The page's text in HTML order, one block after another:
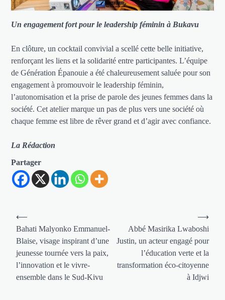
Un engagement fort pour le leadership féminin à Bukavu
En clôture, un cocktail convivial a scellé cette belle initiative,
renforçant les liens et la solidarité entre participantes. L’équipe
de Génération Épanouie a été chaleureusement saluée pour son
engagement à promouvoir le leadership féminin,
l’autonomisation et la prise de parole des jeunes femmes dans la
société. Cet atelier marque un pas de plus vers une société où
chaque femme est libre de rêver grand et d’agir avec confiance.
La Rédaction
Partager
Navigation
de
l’article
⟵
Bahati Malyonko Emmanuel-
Blaise, visage inspirant d’une
jeunesse tournée vers la paix,
l’innovation et le vivre-
ensemble dans le Sud-Kivu
Abbé Masirika Lwaboshi
Justin, un acteur engagé pour
l’éducation verte et la
transformation éco-citoyenne
à Idjwi
⟶